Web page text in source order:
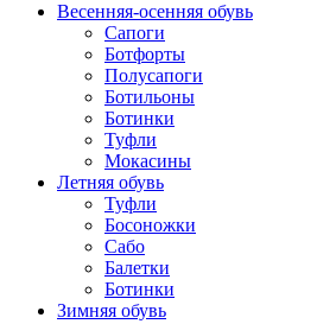
Весенняя-осенняя обувь
Сапоги
Ботфорты
Полусапоги
Ботильоны
Ботинки
Туфли
Мокасины
Летняя обувь
Туфли
Босоножки
Сабо
Балетки
Ботинки
Зимняя обувь